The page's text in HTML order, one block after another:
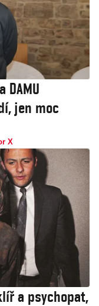
DAMU
jen moc
X
a psychopat,